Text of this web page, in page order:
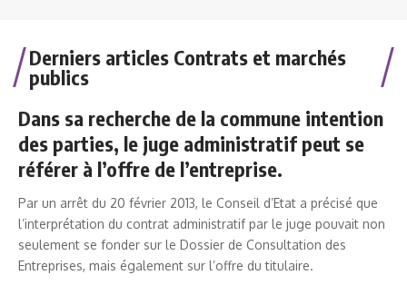
Derniers articles Contrats et marchés
publics
Dans sa recherche de la commune intention
des parties, le juge administratif peut se
référer à l’offre de l’entreprise.
Par un arrêt du 20 février 2013, le Conseil d’Etat a précisé que
l’interprétation du contrat administratif par le juge pouvait non
seulement se fonder sur le Dossier de Consultation des
Entreprises, mais également sur l’offre du titulaire.